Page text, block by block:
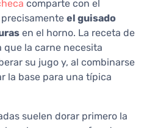
comparte con el
el guisado
en el horno. La receta de
que la carne necesita
su jugo y, al combinarse
la base para una típica
suelen dorar primero la